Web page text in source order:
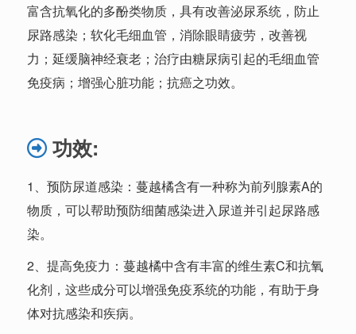
富含抗氧化的多酚类物质，具有改善泌尿系统，防止
尿路感染 ；软化毛细血管，消除眼睛疲劳，改善视
力；延缓脑神经衰老；治疗由糖尿病引起的毛细血管
免疫病；增强心脏功能；抗癌之功效。
功效:
1、预防尿道感染：蔓越橘含有一种称为前列腺素A的
物质，可以帮助预防细菌感染进入尿道并引起尿路感
染。
2、提高免疫力：蔓越橘中含有丰富的维生素C和抗氧
化剂，这些成分可以增强免疫系统的功能，有助于身
体对抗感染和疾病。